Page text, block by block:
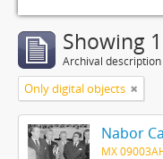
Showing
Archival description
Only digital objects
Nabor
MX